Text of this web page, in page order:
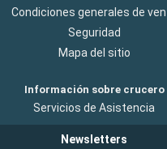
Condiciones generales de
Seguridad
Mapa del sitio
Información sobre crucero
Servicios de Asistencia
Newsletters